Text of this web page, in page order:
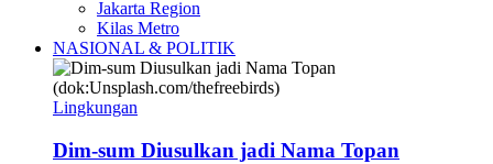
Jakarta Region
Kilas Metro
NASIONAL & POLITIK
Lingkungan
Dim-sum Diusulkan jadi Nama Topan